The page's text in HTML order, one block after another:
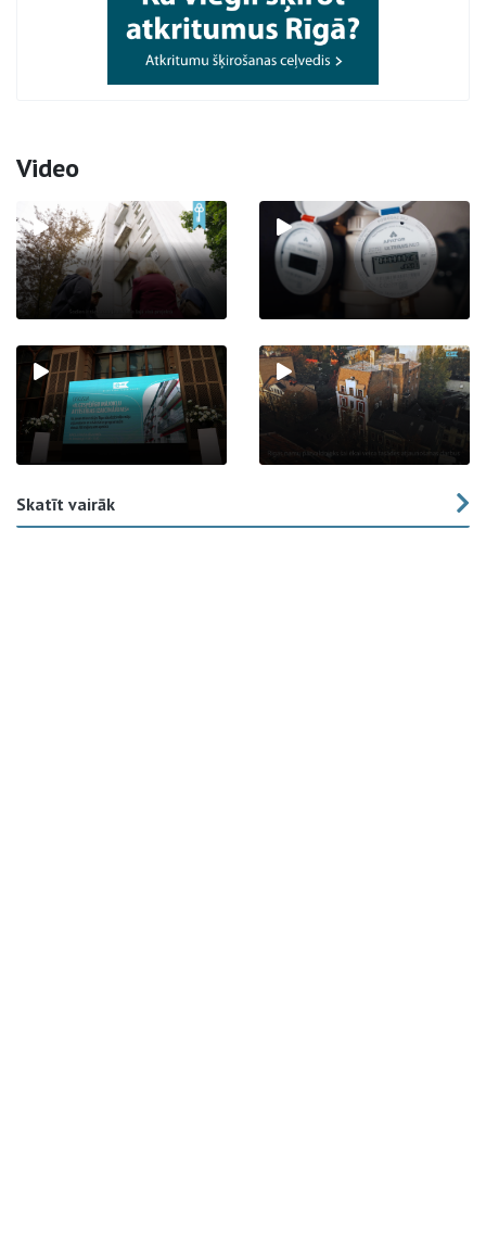
Video
Skatīt vairāk